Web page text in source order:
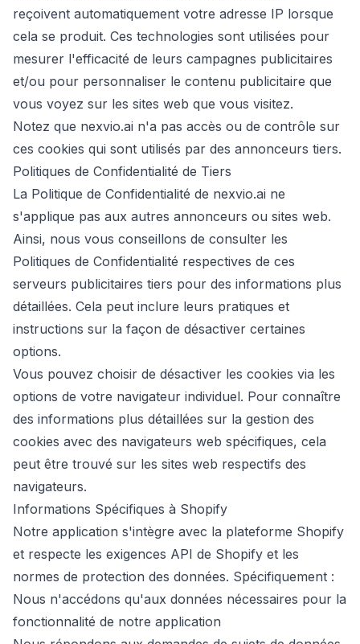
reçoivent automatiquement votre adresse IP lorsque
cela se produit. Ces technologies sont utilisées pour
mesurer l'efficacité de leurs campagnes publicitaires
et/ou pour personnaliser le contenu publicitaire que
vous voyez sur les sites web que vous visitez.
Notez que nexvio.ai n'a pas accès ou de contrôle sur
ces cookies qui sont utilisés par des annonceurs tiers.
Politiques de Confidentialité de Tiers
La Politique de Confidentialité de nexvio.ai ne
s'applique pas aux autres annonceurs ou sites web.
Ainsi, nous vous conseillons de consulter les
Politiques de Confidentialité respectives de ces
serveurs publicitaires tiers pour des informations plus
détaillées. Cela peut inclure leurs pratiques et
instructions sur la façon de désactiver certaines
options.
Vous pouvez choisir de désactiver les cookies via les
options de votre navigateur individuel. Pour connaître
des informations plus détaillées sur la gestion des
cookies avec des navigateurs web spécifiques, cela
peut être trouvé sur les sites web respectifs des
navigateurs.
Informations Spécifiques à Shopify
Notre application s'intègre avec la plateforme Shopify
et respecte les exigences API de Shopify et les
normes de protection des données. Spécifiquement :
Nous n'accédons qu'aux données nécessaires pour la
fonctionnalité de notre application